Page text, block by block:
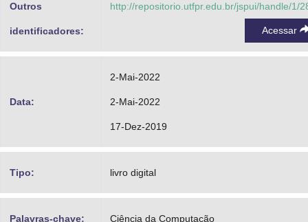
Outros
identificadores:
http://repositorio.utfpr.edu.br/jspui/handle/1/
Acessar
Data:
2-Mai-2022
2-Mai-2022
17-Dez-2019
Tipo: livro digital
Palavras-chave: Ciência da Computação